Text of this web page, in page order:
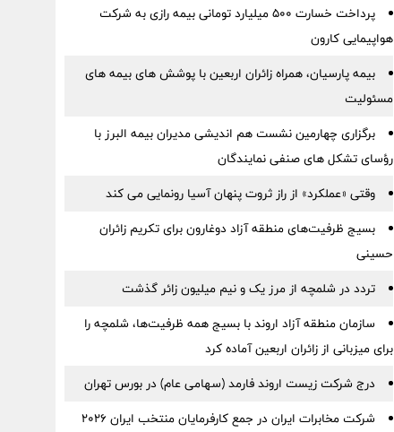
پرداخت خسارت ۵۰۰ میلیارد تومانی بیمه رازی به شرکت
هواپیمایی کارون
بیمه پارسیان، همراه زائران اربعین با پوشش های بیمه های
مسئولیت
برگزاری چهارمین نشست هم اندیشی مدیران بیمه البرز با
رؤسای تشکل های صنفی نمایندگان
وقتی «عملکرد» از راز ثروت پنهان آسیا رونمایی می کند
بسیج ظرفیت‌های منطقه آزاد دوغارون برای تکریم زائران
حسینی
تردد در شلمچه از مرز یک و نیم میلیون زائر گذشت
سازمان منطقه آزاد اروند با بسیج همه ظرفیت‌ها، شلمچه را
برای میزبانی از زائران اربعین آماده کرد
درج شرکت زیست اروند فارمد (سهامی عام) در بورس تهران
شرکت مخابرات ایران در جمع کارفرمایان منتخب ایران ۲۰۲۶